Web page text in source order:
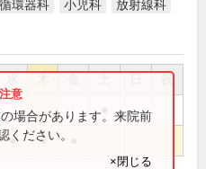
循環器科 小児科 放射線科
祝
● ●
場合があります。来院前
ください。
×閉じる